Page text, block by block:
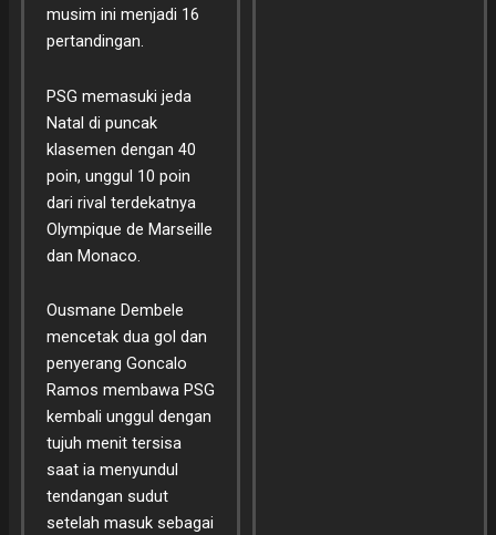
musim ini menjadi 16
pertandingan.
PSG memasuki jeda
Natal di puncak
klasemen dengan 40
poin, unggul 10 poin
dari rival terdekatnya
Olympique de Marseille
dan Monaco.
Ousmane Dembele
mencetak dua gol dan
penyerang Goncalo
Ramos membawa PSG
kembali unggul dengan
tujuh menit tersisa
saat ia menyundul
tendangan sudut
setelah masuk sebagai